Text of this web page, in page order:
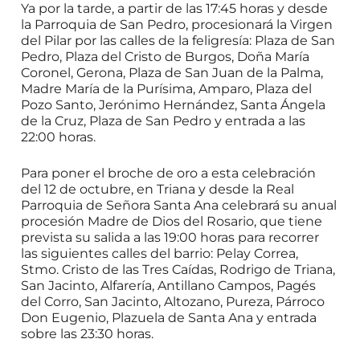
Ya por la tarde, a partir de las 17:45 horas y desde
la Parroquia de San Pedro, procesionará la Virgen
del Pilar por las calles de la feligresía: Plaza de San
Pedro, Plaza del Cristo de Burgos, Doña María
Coronel, Gerona, Plaza de San Juan de la Palma,
Madre María de la Purísima, Amparo, Plaza del
Pozo Santo, Jerónimo Hernández, Santa Ángela
de la Cruz, Plaza de San Pedro y entrada a las
22:00 horas.
Para poner el broche de oro a esta celebración
del 12 de octubre, en Triana y desde la Real
Parroquia de Señora Santa Ana celebrará su anual
procesión Madre de Dios del Rosario, que tiene
prevista su salida a las 19:00 horas para recorrer
las siguientes calles del barrio: Pelay Correa,
Stmo. Cristo de las Tres Caídas, Rodrigo de Triana,
San Jacinto, Alfarería, Antillano Campos, Pagés
del Corro, San Jacinto, Altozano, Pureza, Párroco
Don Eugenio, Plazuela de Santa Ana y entrada
sobre las 23:30 horas.